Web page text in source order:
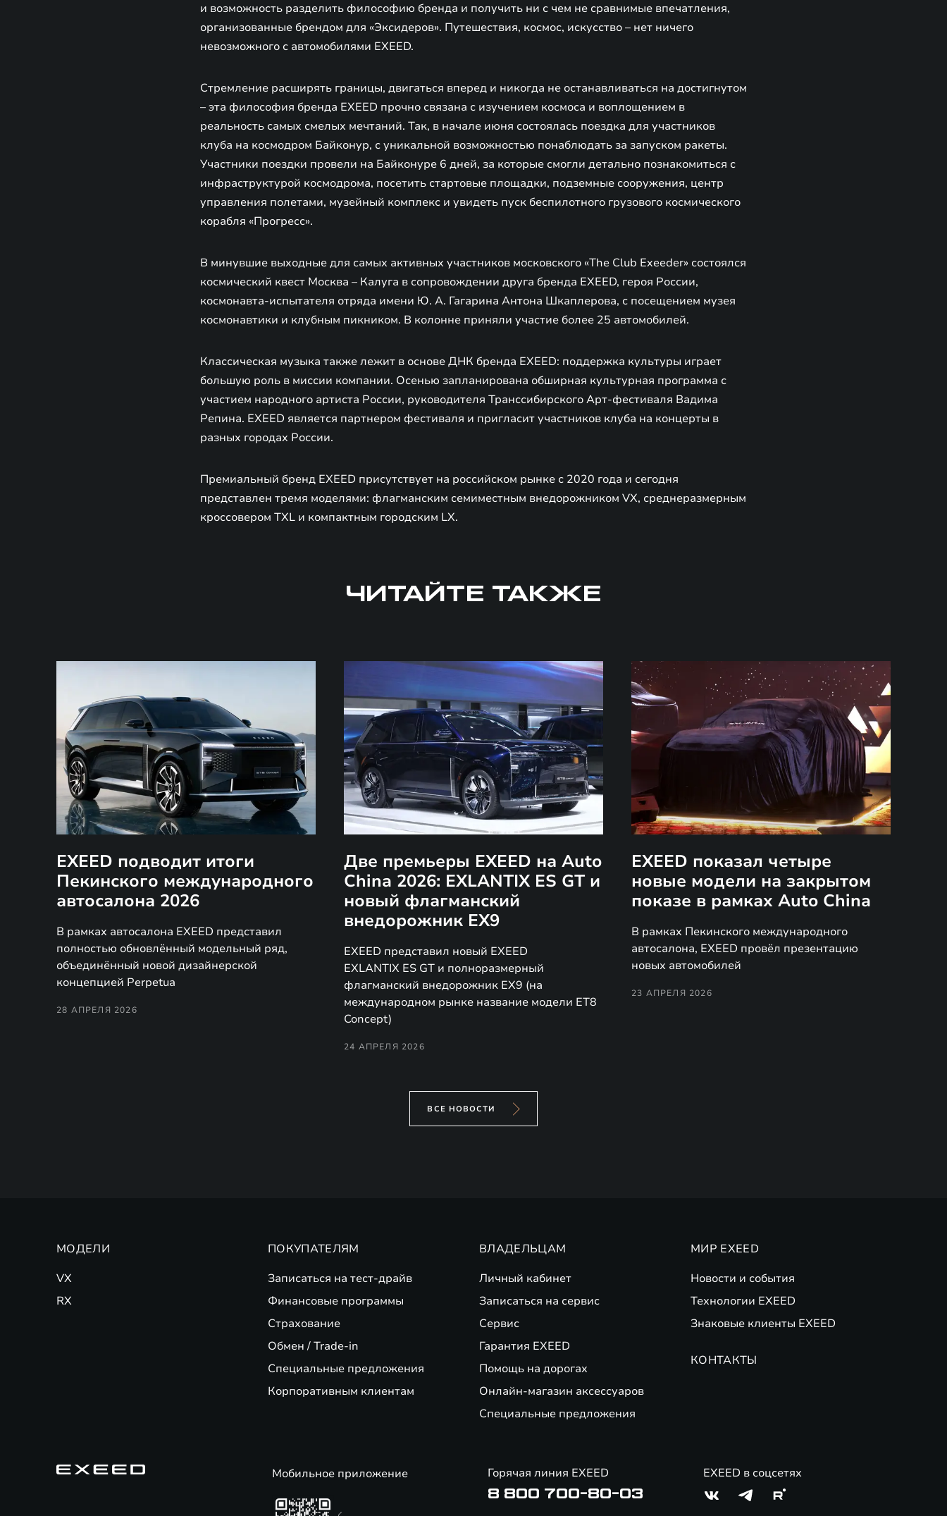
и возможность разделить философию бренда и получить ни с чем не сравнимые впечатления,
организованные брендом для «Эксидеров». Путешествия, космос, искусство – нет ничего
невозможного с автомобилями EXEED.
Стремление расширять границы, двигаться вперед и никогда не останавливаться на достигнутом
– эта философия бренда EXEED прочно связана с изучением космоса и воплощением в
реальность самых смелых мечтаний. Так, в начале июня состоялась поездка для участников
клуба на космодром Байконур, с уникальной возможностью понаблюдать за запуском ракеты.
Участники поездки провели на Байконуре 6 дней, за которые смогли детально познакомиться с
инфраструктурой космодрома, посетить стартовые площадки, подземные сооружения, центр
управления полетами, музейный комплекс и увидеть пуск беспилотного грузового космического
корабля «Прогресс».
В минувшие выходные для самых активных участников московского «The Club Exeeder» состоялся
космический квест Москва – Калуга в сопровождении друга бренда EXEED, героя России,
космонавта-испытателя отряда имени Ю. А. Гагарина Антона Шкаплерова, с посещением музея
космонавтики и клубным пикником. В колонне приняли участие более 25 автомобилей.
Классическая музыка также лежит в основе ДНК бренда EXEED: поддержка культуры играет
большую роль в миссии компании. Осенью запланирована обширная культурная программа с
участием народного артиста России, руководителя Транссибирского Арт-фестиваля Вадима
Репина. EXEED является партнером фестиваля и пригласит участников клуба на концерты в
разных городах России.
Премиальный бренд EXEED присутствует на российском рынке с 2020 года и сегодня
представлен тремя моделями: флагманским семиместным внедорожником VX, среднеразмерным
кроссовером TXL и компактным городским LX.
ЧИТАЙТЕ ТАКЖЕ
EXEED подводит итоги
Пекинского международного
автосалона 2026
В рамках автосалона EXEED представил
полностью обновлённый модельный ряд,
объединённый новой дизайнерской
концепцией Perpetua
28 АПРЕЛЯ 2026
Две премьеры EXEED на Auto
China 2026: EXLANTIX ES GT и
новый флагманский
внедорожник EX9
EXEED представил новый EXEED
EXLANTIX ES GT и полноразмерный
флагманский внедорожник EX9 (на
международном рынке название модели ET8
Concept)
24 АПРЕЛЯ 2026
EXEED показал четыре
новые модели на закрытом
показе в рамках Auto China
В рамках Пекинского международного
автосалона, EXEED провёл презентацию
новых автомобилей
23 АПРЕЛЯ 2026
ВСЕ НОВОСТИ
МОДЕЛИ
VX
RX
ПОКУПАТЕЛЯМ
Записаться на тест-драйв
Финансовые программы
Страхование
Обмен / Trade-in
Специальные предложения
Корпоративным клиентам
ВЛАДЕЛЬЦАМ
Личный кабинет
Записаться на сервис
Сервис
Гарантия EXEED
Помощь на дорогах
Онлайн-магазин аксессуаров
Специальные предложения
МИР EXEED
Новости и события
Технологии EXEED
Знаковые клиенты EXEED
КОНТАКТЫ
Мобильное приложение Горячая линия EXEED
8 800 700-80-03
EXEED в соцсетях